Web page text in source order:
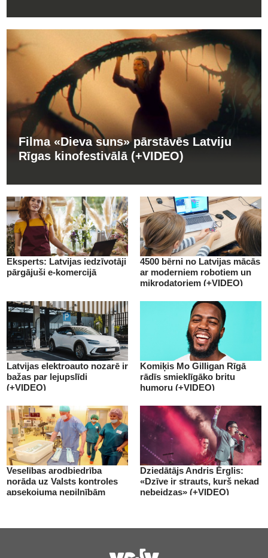
Filma «Dieva suns» pārstāvēs Latviju
Rīgas kinofestivālā (+VIDEO)
Eksperts: Latvijas iedzīvotāji
pārgājuši e-komercijā
4500 bērni no Latvijas mācās
ar moderniem robotiem un
mikrodatoriem (+VIDEO)
Latvijas elektroauto nozarē ir
bažas par lejupslīdi
(+VIDEO)
Komiķis Mo Gilligan Rīgā
rādīs smieklīgāko britu
humoru (+VIDEO)
Veselības arodbiedrība
norāda uz Valsts kontroles
apsekojuma nepilnībām
Dziedātājs Andris Ērglis:
«Dzīve ir strauts, kurš nekad
nebeidzas» (+VIDEO)